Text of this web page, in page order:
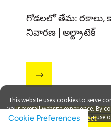
This website uses cookies to serve
your overall website experience. By
our use
Reject
Cookie Preferences
గోడలలో తేమ: రకాలు,
నివారణ | అల్ట్రాటెక్
అన్ని కథనాలను వీక్షించండి